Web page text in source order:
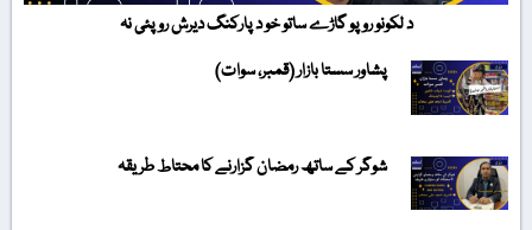
د لکونو روپو گاڑے ساتو خو د پارکنگ دیرش روپئی نہ
پشاور سستا بازار (قمبر، سوات)
شوگر کے ساتھ رمضان گزارنے کا محتاط طریقہ